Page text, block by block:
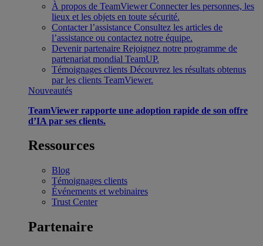
À propos de TeamViewer Connecter les personnes, les
lieux et les objets en toute sécurité.
Contacter l’assistance Consultez les articles de
l’assistance ou contactez notre équipe.
Devenir partenaire Rejoignez notre programme de
partenariat mondial TeamUP.
Témoignages clients Découvrez les résultats obtenus
par les clients TeamViewer.
Nouveautés
TeamViewer rapporte une adoption rapide de son offre
d’IA par ses clients.
Ressources
Blog
Témoignages clients
Événements et webinaires
Trust Center
Partenaire